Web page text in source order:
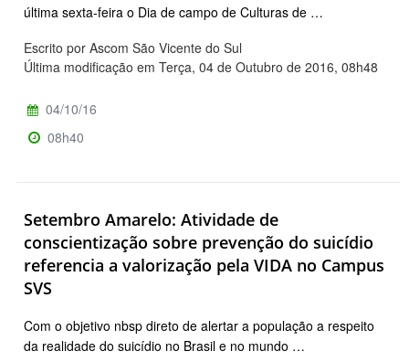
última sexta-feira o Dia de campo de Culturas de …
Escrito por Ascom São Vicente do Sul
Última modificação em Terça, 04 de Outubro de 2016, 08h48
04/10/16
08h40
Setembro Amarelo: Atividade de
conscientização sobre prevenção do suicídio
referencia a valorização pela VIDA no Campus
SVS
Com o objetivo nbsp direto de alertar a população a respeito
da realidade do suicídio no Brasil e no mundo …